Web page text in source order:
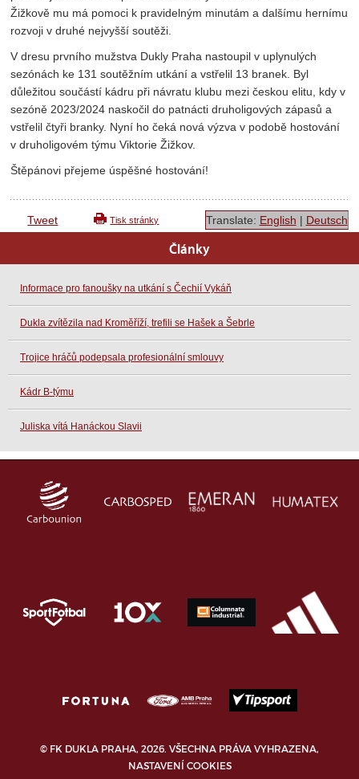
Žižkově mu má pomoci k pravidelným minutám a dalšímu hernímu
rozvoji v druhé nejvyšší soutěži.
V dresu prvního mužstva Dukly Praha nastoupil v uplynulých
sezónách ke 131 soutěžním utkání a vstřelil 13 branek. Byl
důležitou součástí kádru při návratu klubu mezi českou elitu, kdy v
sezóně 2023/2024 naskočil do patnácti druholigových zápasů a
vstřelil čtyři branky. Nyní ho čeká nová výzva v podobě hostování
v druholigovém týmu Viktorie Žižkov.
Štěpánovi přejeme úspěšné hostování!
Tweet Tisk stránky Translate: English | Deutsch
Články
Informace pro fanoušky na utkání s Čechií Vykáň
Dukla zvítězila nad Kroměříží, trefili se Hašek a Šebrle
Trojice hráčů podepsala profesionální smlouvy
Kádr B-týmu
Juliska vítá Hanáckou Slavii
© FK DUKLA PRAHA, 2026. VŠECHNA PRÁVA VYHRAZENA,
NASTAVENÍ COOKIES